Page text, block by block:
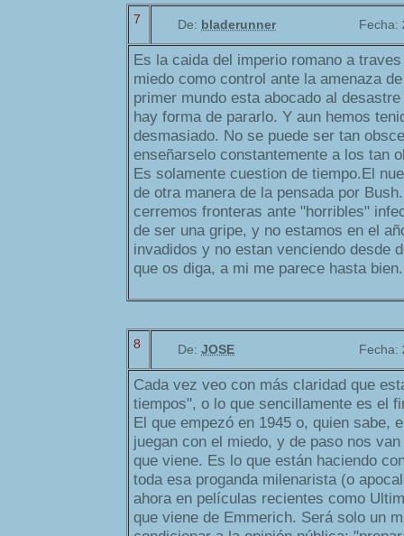
7 De: bladerunner Fecha:
Es la caida del imperio romano a
miedo como control ante la amenaza
primer mundo esta abocado al
hay forma de pararlo. Y aun hemos
desmasiado. No se puede ser tan
enseñarselo constantemente a los tan
Es solamente cuestion de tiempo.El
de otra manera de la pensada por
cerremos fronteras ante "horribles"
de ser una gripe, y no estamos en el
invadidos y no estan venciendo desde
que os diga, a mi me parece hasta bien.
8 De: JOSE Fecha:
Cada vez veo con más claridad que
tiempos", o lo que sencillamente es el
El que empezó en 1945 o, quien sabe,
juegan con el miedo, y de paso nos
que viene. Es lo que están haciendo
toda esa proganda milenarista (o
ahora en películas recientes como
que viene de Emmerich. Será solo un